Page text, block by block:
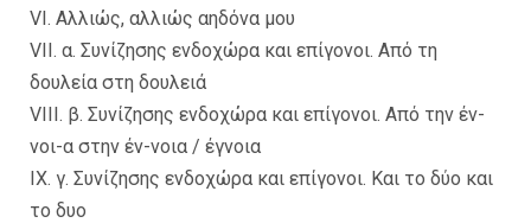
VI. Αλλιώς, αλλιώς αηδόνα μου
VII. α. Συνίζησης ενδοχώρα και επίγονοι. Από τη
δουλεία στη δουλειά
VIII. β. Συνίζησης ενδοχώρα και επίγονοι. Από την έν-
νοι-α στην έν-νοια / έγνοια
IX. γ. Συνίζησης ενδοχώρα και επίγονοι. Και το δύο και
το δυο